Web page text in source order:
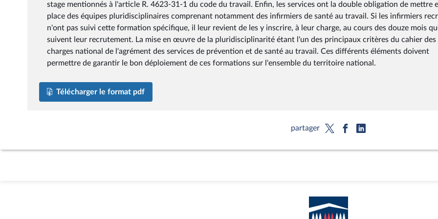
stage mentionnés à l'article R. 4623-31-1 du code du travail. Enfin, les services ont la double obligation de mettre
place des équipes pluridisciplinaires comprenant notamment des infirmiers de santé au travail. Si les infirmiers
n'ont pas suivi cette formation spécifique, il leur revient de les y inscrire, à leur charge, au cours des douze mois
suivent leur recrutement. La mise en œuvre de la pluridisciplinarité étant l'un des principaux critères du cahier des
charges national de l'agrément des services de prévention et de santé au travail. Ces différents éléments doivent
permettre de garantir le bon déploiement de ces formations sur l'ensemble du territoire national.
Télécharger le format pdf
partager